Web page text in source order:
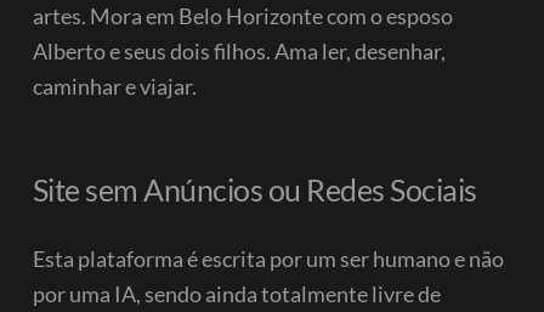
artes. Mora em Belo Horizonte com o esposo
Alberto e seus dois filhos.Ama ler, desenhar,
caminhar e viajar.
Site sem Anúncios ou Redes Sociais
Esta plataforma é escrita por um ser humano e não
por uma IA, sendo ainda totalmente livre de